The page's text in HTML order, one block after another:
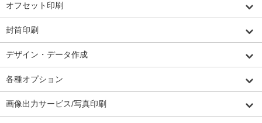
オフセット印刷
封筒印刷
デザイン・データ作成
各種オプション
画像出力サービス/写真印刷